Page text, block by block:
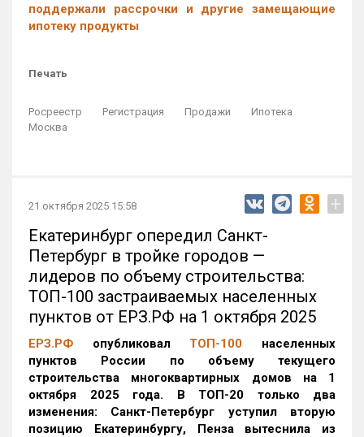
поддержали рассрочки и другие замещающие
ипотеку продукты
Печать
Росреестр Регистрация Продажи
Ипотека
Москва
21 октября 2025 15:58 +
Екатеринбург опередил Санкт-
Петербург в тройке городов —
лидеров по объему строительства:
ТОП-100 застраиваемых населенных
пунктов от ЕРЗ.РФ на 1 октября 2025
ЕРЗ.РФ опубликовал ТОП-100 населенных
пунктов России по объему текущего
строительства многоквартирных домов на 1
октября 2025 года. В ТОП-20 только два
изменения: Санкт-Петербург уступил вторую
позицию Екатеринбургу, Пенза вытеснила из